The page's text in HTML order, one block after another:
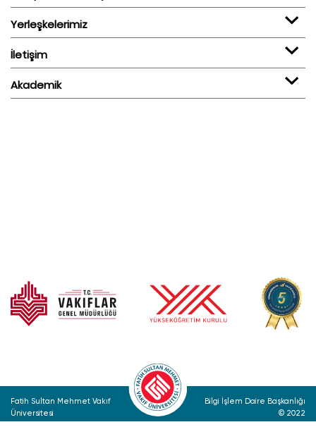
Yerleşkelerimiz
İletişim
Akademik
Fatih Sultan Mehmet Vakıf
Üniversitesi
Bilgi İşlem Daire Başkanlığı
© 2022